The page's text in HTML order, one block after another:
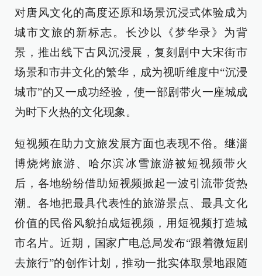
对唐风文化的高度还原和场景沉浸式体验成为
城市文旅的新标志。长沙以《梦华录》为背
景，推出线下古风沉浸展，复刻剧中大宋街市
场景和市井文化的繁华，成为视听维度中“沉浸
城市”的又一成功经验，使一部剧带火一座城成
为时下火热的文化现象。
短视频在助力文旅发展方面也表现不俗。继淄
博烧烤旅游、哈尔滨冰雪旅游被短视频带火
后，各地纷纷借助短视频掀起一波引流带货热
潮。各地把最具代表性的旅游景点、最具文化
价值的民俗风貌拍成短视频，用短视频打造城
市名片。近期，国家广电总局发布“跟着微短剧
去旅行”的创作计划，推动一批实体取景地跟随